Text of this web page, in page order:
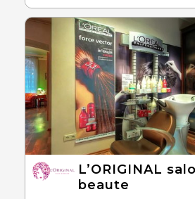
L’ORIGINAL
beaute